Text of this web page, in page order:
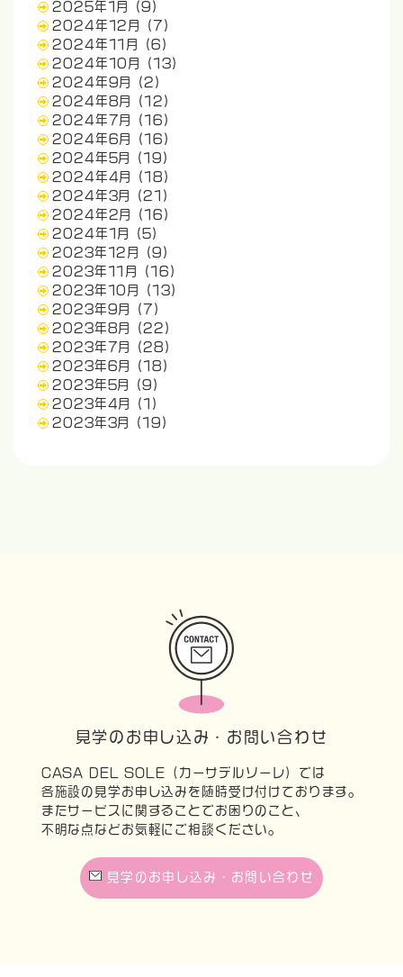
2025年1月
(9)
2024年12月
(7)
2024年11月
(6)
2024年10月
(13)
2024年9月
(2)
2024年8月
(12)
2024年7月
(16)
2024年6月
(16)
2024年5月
(19)
2024年4月
(18)
2024年3月
(21)
2024年2月
(16)
2024年1月
(5)
2023年12月
(9)
2023年11月
(16)
2023年10月
(13)
2023年9月
(7)
2023年8月
(22)
2023年7月
(28)
2023年6月
(18)
2023年5月
(9)
2023年4月
(1)
2023年3月
(19)
見学のお申し込み・お問い合わせ
CASA DEL SOLE（カーサデルソーレ）では
各施設の見学お申し込みを随時受け付けております。
またサービスに関することでお困りのこと、
不明な点などお気軽にご相談ください。
見学のお申し込み・お問い合わせ